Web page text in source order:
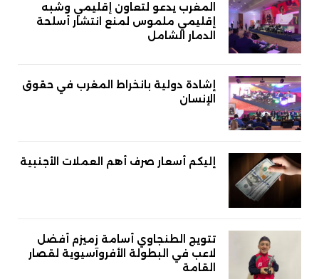
المغرب يدعو لتعاون إقليمي وشبه
إقليمي ملموس لمنع انتشار أسلحة
الدمار الشامل
إشادة دولية بانخراط المغرب في حقوق
الإنسان
إليكم أسعار صرف أهم العملات الأجنبية
تتويج الطنجاوي أسامة زميزم أفضل
لاعب في البطولة الأفروآسيوية لقصار
القامة